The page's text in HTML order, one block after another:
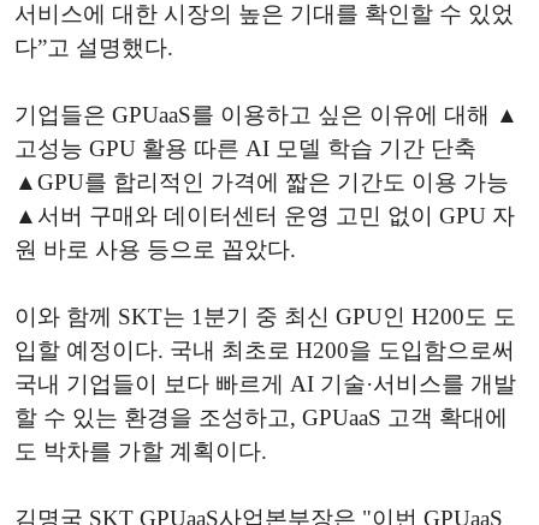
서비스에 대한 시장의 높은 기대를 확인할 수 있었
다”고 설명했다.
기업들은 GPUaaS를 이용하고 싶은 이유에 대해 ▲
고성능 GPU 활용 따른 AI 모델 학습 기간 단축
▲GPU를 합리적인 가격에 짧은 기간도 이용 가능
▲서버 구매와 데이터센터 운영 고민 없이 GPU 자
원 바로 사용 등으로 꼽았다.
이와 함께 SKT는 1분기 중 최신 GPU인 H200도 도
입할 예정이다. 국내 최초로 H200을 도입함으로써
국내 기업들이 보다 빠르게 AI 기술·서비스를 개발
할 수 있는 환경을 조성하고, GPUaaS 고객 확대에
도 박차를 가할 계획이다.
김명국 SKT GPUaaS사업본부장은 "이번 GPUaaS